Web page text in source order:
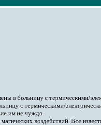
в больницу с термическими/
с термическими/
им не чуждо.
воздействий. Все